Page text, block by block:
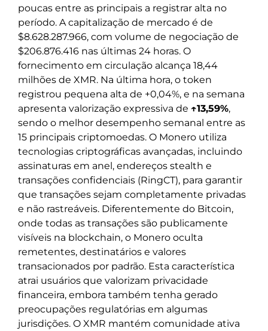
poucas entre as principais a registrar alta no
período. A capitalização de mercado é de
$8.628.287.966, com volume de negociação de
$206.876.416 nas últimas 24 horas. O
fornecimento em circulação alcança 18,44
milhões de XMR. Na última hora, o token
registrou pequena alta de +0,04%, e na semana
apresenta valorização expressiva de ↑13,59%,
sendo o melhor desempenho semanal entre as
15 principais criptomoedas. O Monero utiliza
tecnologias criptográficas avançadas, incluindo
assinaturas em anel, endereços stealth e
transações confidenciais (RingCT), para garantir
que transações sejam completamente privadas
e não rastreáveis. Diferentemente do Bitcoin,
onde todas as transações são publicamente
visíveis na blockchain, o Monero oculta
remetentes, destinatários e valores
transacionados por padrão. Esta característica
atrai usuários que valorizam privacidade
financeira, embora também tenha gerado
preocupações regulatórias em algumas
jurisdições. O XMR mantém comunidade ativa